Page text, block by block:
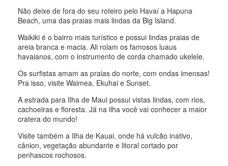
Não deixe de fora do seu roteiro pelo Havaí a Hapuna
Beach, uma das praias mais lindas da Big Island.
Waikiki é o bairro mais turístico e possui lindas praias de
areia branca e macia. Ali rolam os famosos luaus
havaianos, com o instrumento de corda chamado ukelele.
Os surfistas amam as praias do norte, com ondas imensas!
Pra isso, visite Waimea, Ekuhai e Sunset.
A estrada para Ilha de Maui possui vistas lindas, com rios,
cachoeiras e floresta. Já na ilha você vai conhecer a maior
cratera do mundo!
Visite também a Ilha de Kauai, onde há vulcão inativo,
cânion, vegetação abundante e litoral cortado por
penhascos rochosos.